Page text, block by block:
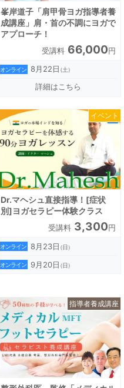
峯岸道子「肩甲骨ヨガ指導者養
成講座」肩・首の不調にヨガで
アプローチ！
受講料 66,000円
オンライン 8月22日（土）
詳細はこちら
Dr.マヘシュ直接指導！[症状
別]ヨガセラピー体験クラス
受講料 3,300円
オンライン 8月23日（日）
オンライン 9月20日（日）
イベント
指導者養成講座